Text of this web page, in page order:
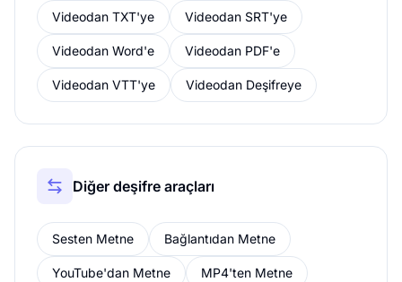
Videodan TXT'ye Videodan SRT'ye
Videodan Word'e Videodan PDF'e
Videodan VTT'ye Videodan Deşifreye
Diğer deşifre araçları
Sesten Metne Bağlantıdan Metne
YouTube'dan Metne MP4'ten Metne